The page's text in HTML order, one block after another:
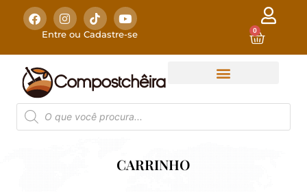
Entre ou Cadastre-se 0
CARRINHO